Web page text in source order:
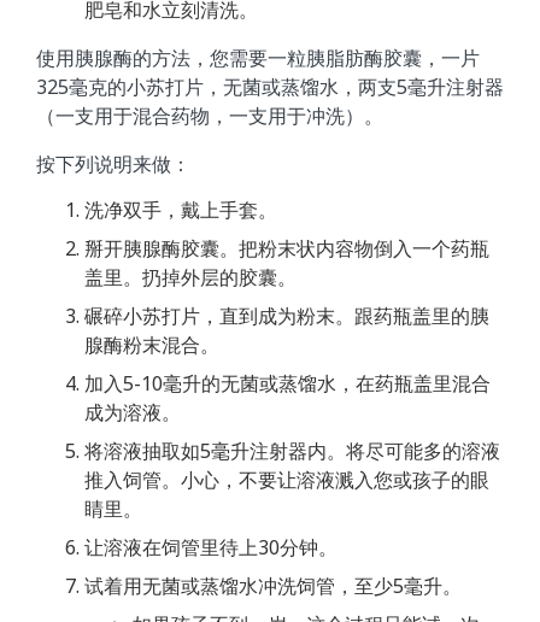
肥皂和水立刻清洗。
使用胰腺酶的方法，您需要一粒胰脂肪酶胶囊，一片
325毫克的小苏打片，无菌或蒸馏水，两支5毫升注射器
（一支用于混合药物，一支用于冲洗）。
按下列说明来做：
洗净双手，戴上手套。
掰开胰腺酶胶囊。把粉末状内容物倒入一个药瓶
盖里。扔掉外层的胶囊。
碾碎小苏打片，直到成为粉末。跟药瓶盖里的胰
腺酶粉末混合。
加入5-10毫升的无菌或蒸馏水，在药瓶盖里混合
成为溶液。
将溶液抽取如5毫升注射器内。将尽可能多的溶液
推入饲管。小心，不要让溶液溅入您或孩子的眼
睛里。
让溶液在饲管里待上30分钟。
试着用无菌或蒸馏水冲洗饲管，至少5毫升。